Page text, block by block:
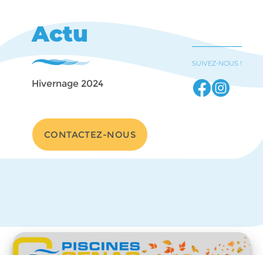
Actu
Hivernage 2024
CONTACTEZ-NOUS
SUIVEZ-NOUS !